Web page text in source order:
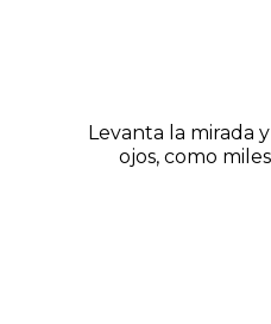
Levanta la mirada
ojos, como